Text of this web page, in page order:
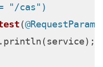
= "/cas")
(@RequestParam